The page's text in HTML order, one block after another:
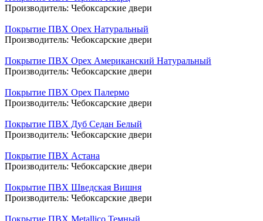
Производитель: Чебоксарские двери
Покрытие ПВХ Орех Натуральный
Производитель: Чебоксарские двери
Покрытие ПВХ Орех Американский Натуральный
Производитель: Чебоксарские двери
Покрытие ПВХ Орех Палермо
Производитель: Чебоксарские двери
Покрытие ПВХ Дуб Седан Белый
Производитель: Чебоксарские двери
Покрытие ПВХ Астана
Производитель: Чебоксарские двери
Покрытие ПВХ Шведская Вишня
Производитель: Чебоксарские двери
Покрытие ПВХ Metallico Темный